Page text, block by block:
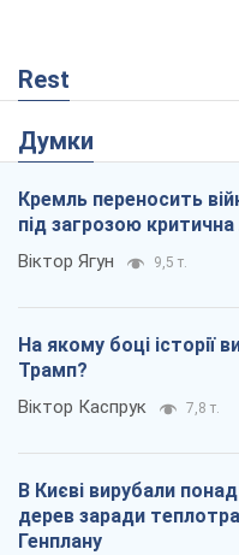
Rest
Думки
Кремль переносить
під загрозою критична
Віктор Ягун 9,5 т.
На якому боці історії
Трамп?
Віктор Каспрук 7,8 т.
В Києві вирубали
дерев заради
Генплану